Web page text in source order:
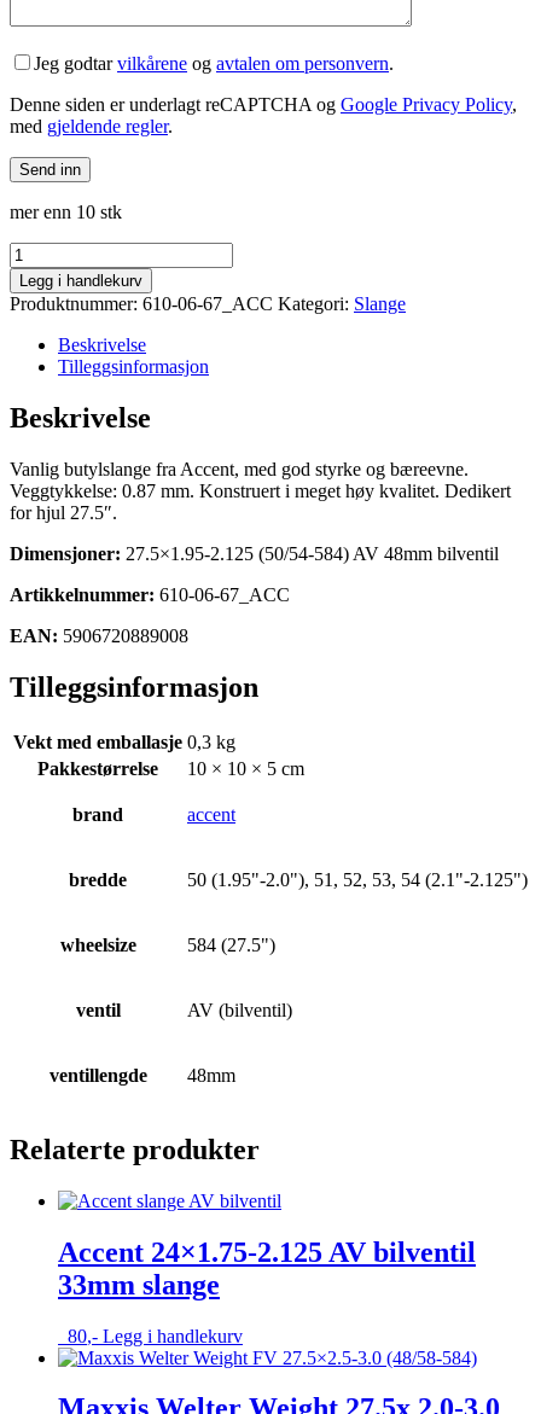
Jeg godtarvilkårene og avtalen om personvern.
Denne siden er underlagt reCAPTCHA og Google Privacy Policy,
med gjeldende regler.
mer enn 10 stk
Accent
27.5x1.95-
2.125
(50/54-
584)
slange
antall
Legg i handlekurv
Produktnummer: 610-06-67_ACC Kategori: Slange
Beskrivelse
Tilleggsinformasjon
Beskrivelse
Vanlig butylslange fra Accent, med god styrke og bæreevne.
Veggtykkelse: 0.87 mm. Konstruert i meget høy kvalitet. Dedikert
for hjul 27.5″.
Dimensjoner: 27.5×1.95-2.125 (50/54-584) AV 48mm bilventil
Artikkelnummer: 610-06-67_ACC
EAN: 5906720889008
Tilleggsinformasjon
Vekt med emballasje 0,3 kg
Pakkestørrelse
10 × 10 × 5 cm
brand accent
bredde 50 (1.95"-2.0"), 51, 52, 53, 54 (2.1"-2.125")
wheelsize 584 (27.5")
ventil AV (bilventil)
ventillengde 48mm
Relaterte produkter
Accent 24×1.75-2.125 AV bilventil
33mm slange
80,- Legg i handlekurv